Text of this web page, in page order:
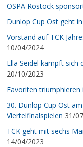
OSPA Rostock
Dunlop Cup Ost geht
Vorstand auf TCK
10/04/2024
Ella Seidel kämpft sich
20/10/2023
Favoriten triumphieren
30. Dunlop Cup Ost
Viertelfinalspielen 31/
TCK geht mit sechs
14/04/2023